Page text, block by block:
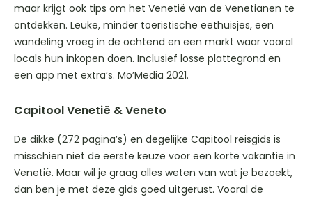
maar krijgt ook tips om het Venetië van de Venetianen te
ontdekken. Leuke, minder toeristische eethuisjes, een
wandeling vroeg in de ochtend en een markt waar vooral
locals hun inkopen doen. Inclusief losse plattegrond en
een app met extra’s. Mo’Media 2021.
Capitool Venetië & Veneto
De dikke (272 pagina’s) en degelijke Capitool reisgids is
misschien niet de eerste keuze voor een korte vakantie in
Venetië. Maar wil je graag alles weten van wat je bezoekt,
dan ben je met deze gids goed uitgerust. Vooral de